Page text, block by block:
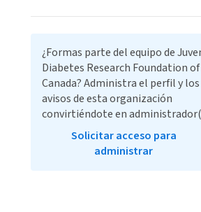
¿Formas parte del equipo de
Diabetes Research Foundation of
Canada? Administra el perfil y los
avisos de esta organización
convirtiéndote en
Solicitar acceso para
administrar